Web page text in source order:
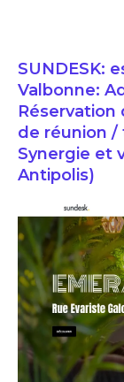
SUNDESK:
Valbonne:
Réservation
de réunion /
Synergie et
Antipolis)